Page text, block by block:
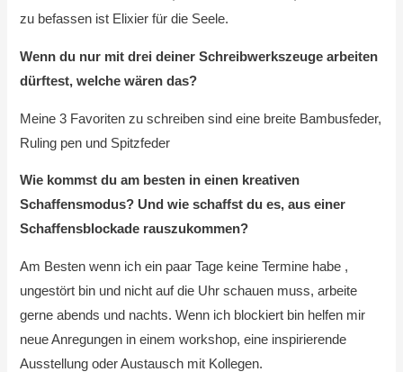
zu befassen ist Elixier für die Seele.
Wenn du nur mit drei deiner Schreibwerkszeuge arbeiten
dürftest, welche wären das?
Meine 3 Favoriten zu schreiben sind eine breite Bambusfeder,
Ruling pen und Spitzfeder
Wie kommst du am besten in einen kreativen
Schaffensmodus? Und wie schaffst du es, aus einer
Schaffensblockade rauszukommen?
Am Besten wenn ich ein paar Tage keine Termine habe ,
ungestört bin und nicht auf die Uhr schauen muss, arbeite
gerne abends und nachts. Wenn ich blockiert bin helfen mir
neue Anregungen in einem workshop, eine inspirierende
Ausstellung oder Austausch mit Kollegen.